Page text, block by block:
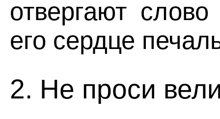
отвергают
его сердце
2. Не проси